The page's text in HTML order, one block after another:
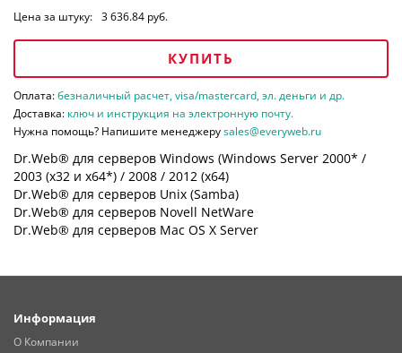
Цена за штуку: 3 636.84 руб.
КУПИТЬ
Оплата:безналичный расчет, visa/mastercard, эл. деньги и др.
Доставка: ключ и инструкция на электронную почту.
Нужна помощь? Напишите менеджеруsales@everyweb.ru
Dr.Web® для серверов Windows (Windows Server 2000* /
2003 (х32 и х64*) / 2008 / 2012 (х64)
Dr.Web® для серверов Unix (Samba)
Dr.Web® для серверов Novell NetWare
Dr.Web® для серверов Mac OS X Server
Информация
О Компании